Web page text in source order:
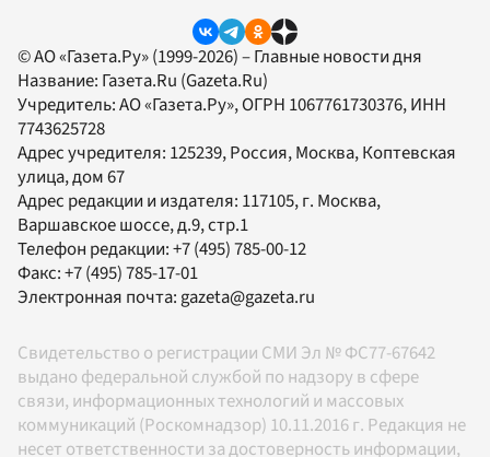
© АО «Газета.Ру» (1999-2026) – Главные новости дня
Название: Газета.Ru (Gazeta.Ru)
Учредитель:АО «Газета.Ру», ОГРН 1067761730376, ИНН
7743625728
Адрес учредителя: 125239, Россия, Москва, Коптевская
улица, дом 67
Адрес редакции и издателя: 117105, г. Москва,
Варшавское шоссе, д.9, стр.1
Телефон редакции:+7 (495) 785-00-12
Факс:+7 (495) 785-17-01
Электронная почта:gazeta@gazeta.ru
Свидетельство о регистрации СМИ Эл № ФС77-67642
выдано федеральной службой по надзору в сфере
связи, информационных технологий и массовых
коммуникаций (Роскомнадзор) 10.11.2016 г. Редакция не
несет ответственности за достоверность информации,